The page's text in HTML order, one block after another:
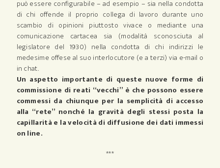
può essere configurabile – ad esempio – sia nella condotta
di chi offende il proprio collega di lavoro durante uno
scambio di opinioni piuttosto vivace o mediante una
comunicazione cartacea sia (modalità sconosciuta al
legislatore del 1930) nella condotta di chi indirizzi le
medesime offese al suo interlocutore (e a terzi) via e-mail o
in chat.
Un aspetto importante di queste nuove forme di
commissione di reati “vecchi” è che possono essere
commessi da chiunque per la semplicità di accesso
alla “rete” nonché la gravità degli stessi posta la
capillarità e la velocità di diffusione dei dati immessi
on line.
***